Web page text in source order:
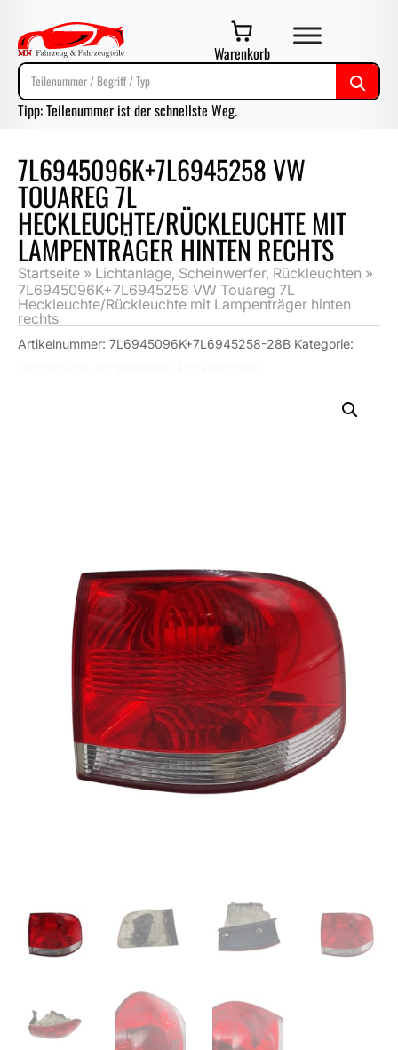
Warenkorb
Tipp: Teilenummer ist der schnellste Weg.
7L6945096K+7L6945258 VW
TOUAREG 7L
HECKLEUCHTE/RÜCKLEUCHTE MIT
LAMPENTRÄGER HINTEN RECHTS
Startseite » Lichtanlage, Scheinwerfer, Rückleuchten »
7L6945096K+7L6945258 VW Touareg 7L
Heckleuchte/Rückleuchte mit Lampenträger hinten
rechts
Artikelnummer: 7L6945096K+7L6945258-28B Kategorie: